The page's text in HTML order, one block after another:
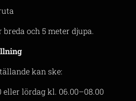
och 5 meter djupa.
kan ske:
eller lördag kl. 06.00–08.00